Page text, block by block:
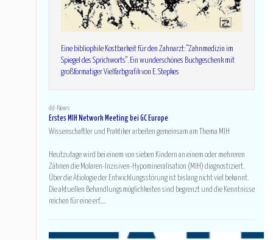
Eine bibliophile Kostbarkeit für den Zahnarzt: "Zahnmedizin im
Spiegel des Sprichworts". Ein wunderschönes Buchgeschenk mit
großformatiger Vielfarbgrafik von E. Stepkes
dd-News
Erstes MIH Network Meeting bei GC Europe
Wissenschaftler und Praktiker arbeiten gemeinsam am Thema MIH
Heutzutage wird bei einem von sieben Kindern an einem oder mehreren
Zähnen die Molaren-Inzisiven-Hypomineralisation (MIH) diagnostiziert.
Über die Ätiologie der Entwicklungsstörung ist bislang nicht viel bekannt.
Die aktuellen Behandlungsmöglichkeiten sind begrenzt und die Kenntnisse
reichen für eine erf.....